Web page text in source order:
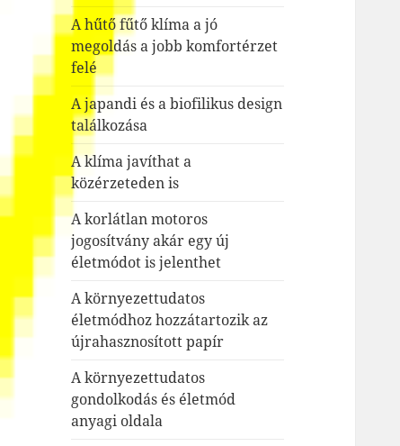
A hűtő fűtő klíma a jó
megoldás a jobb komfortérzet
felé
A japandi és a biofilikus design
találkozása
A klíma javíthat a
közérzeteden is
A korlátlan motoros
jogosítvány akár egy új
életmódot is jelenthet
A környezettudatos
életmódhoz hozzátartozik az
újrahasznosított papír
A környezettudatos
gondolkodás és életmód
anyagi oldala